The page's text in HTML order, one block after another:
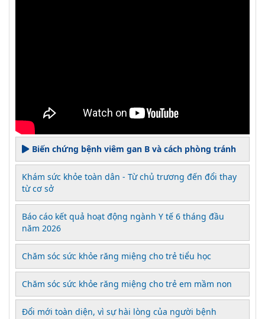
Biến chứng bệnh viêm gan B và cách phòng tránh
Khám sức khỏe toàn dân - Từ chủ trương đến đổi thay
từ cơ sở
Báo cáo kết quả hoạt động ngành Y tế 6 tháng đầu
năm 2026
Chăm sóc sức khỏe răng miệng cho trẻ tiểu học
Chăm sóc sức khỏe răng miệng cho trẻ em mầm non
Đổi mới toàn diện, vì sự hài lòng của người bệnh